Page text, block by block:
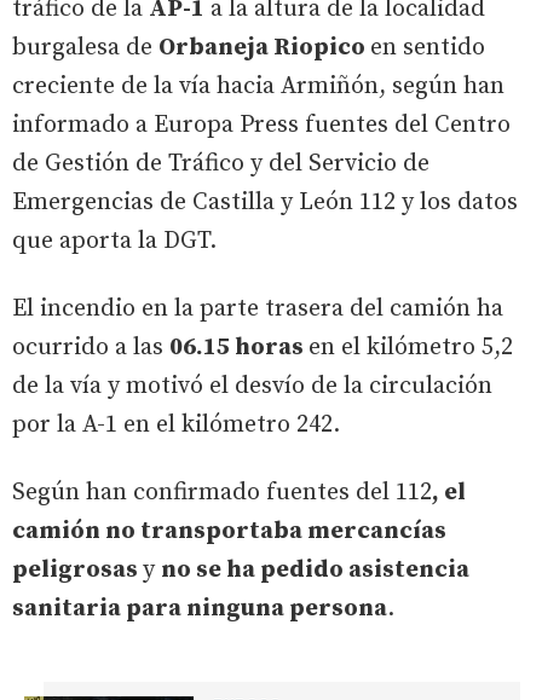
tráfico de la AP-1 a la altura de la localidad
burgalesa de Orbaneja Riopico en sentido
creciente de la vía hacia Armiñón, según han
informado a Europa Press fuentes del Centro
de Gestión de Tráfico y del Servicio de
Emergencias de Castilla y León 112 y los datos
que aporta la DGT.
El incendio en la parte trasera del camión ha
ocurrido a las 06.15 horas en el kilómetro 5,2
de la vía y motivó el desvío de la circulación
por la A-1 en el kilómetro 242.
Según han confirmado fuentes del 112, el
camión no transportaba mercancías
peligrosas y no se ha pedido asistencia
sanitaria para ninguna persona.